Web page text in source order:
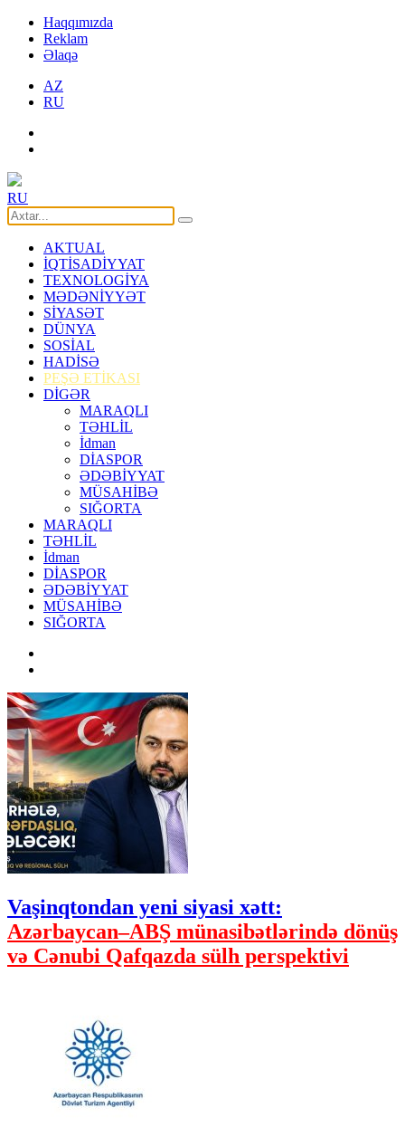
Haqqımızda
Reklam
Əlaqə
AZ
RU
RU
AKTUAL
İQTİSADİYYAT
TEXNOLOGİYA
MƏDƏNİYYƏT
SİYASƏT
DÜNYA
SOSİAL
HADİSƏ
PEŞƏ ETİKASI
DİGƏR
MARAQLI
TƏHLİL
İdman
DİASPOR
ƏDƏBİYYAT
MÜSAHİBƏ
SIĞORTA
MARAQLI
TƏHLİL
İdman
DİASPOR
ƏDƏBİYYAT
MÜSAHİBƏ
SIĞORTA
Vaşinqtondan yeni siyasi xətt:
Azərbaycan–ABŞ münasibətlərində dönüş
və Cənubi Qafqazda sülh perspektivi